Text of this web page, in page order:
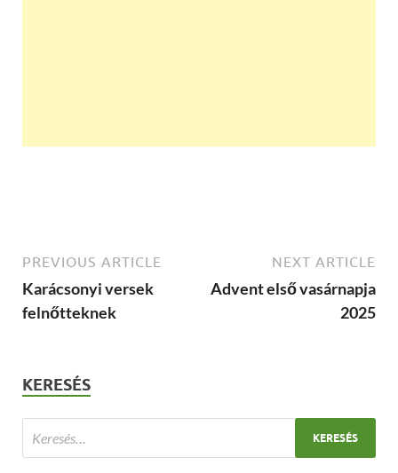
PREVIOUS ARTICLE
Karácsonyi versek
felnőtteknek
NEXT ARTICLE
Advent első vasárnapja
2025
KERESÉS